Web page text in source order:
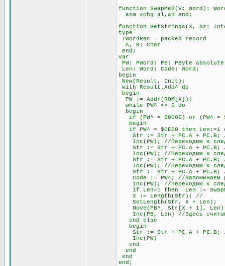
function SwapMe2(V: Word):
asm xchg al,ah end;
function GetStrings(X, Sz:
type
TWordRec = packed record
A, B: Char
end;
var
PW: PWord; PB: PByte
Len: Word; Code: Word;
begin
New(Result, Init);
with Result.Add^ do
begin
PW := Addr(ROM[X]);
while PW^ <> 0 do
begin
if (PW^ = $000E) or (PW^ =
begin
if PW^ = $0E00 then Len:=1
Str := Str + PC.A + PC.B; //
Inc(PW); //Переходим к
Str := Str + PC.A + PC.B; //
Inc(PW); //Переходим к
Str := Str + PC.A + PC.B; //
Inc(PW); //Переходим к
Str := Str + PC.A + PC.B; //
Code := PW^; //Запоминаем
Inc(PW); //Переходим к
if Len=1 then Len :=
X := Length(Str); //
SetLength(Str, X +
Move(PB^, Str[X + 1],
Inc(PB, Len) //Здесь
end else
begin
Str := Str + PC.A + PC.B; //
Inc(PW)
end
end
end
end;